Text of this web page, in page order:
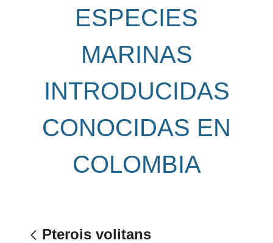
ESPECIES
MARINAS
INTRODUCIDAS
CONOCIDAS EN
COLOMBIA
Pterois volitans